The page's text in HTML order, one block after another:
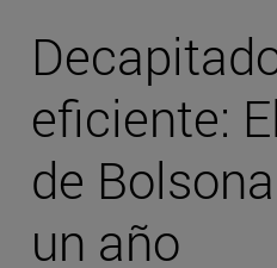
eficiente:
de
un año